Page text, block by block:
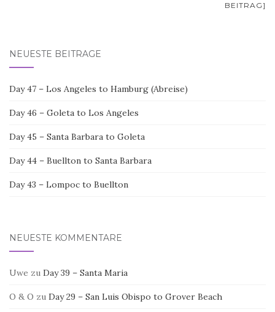
BEITRAG]
NEUESTE BEITRÄGE
Day 47 – Los Angeles to Hamburg (Abreise)
Day 46 – Goleta to Los Angeles
Day 45 – Santa Barbara to Goleta
Day 44 – Buellton to Santa Barbara
Day 43 – Lompoc to Buellton
NEUESTE KOMMENTARE
Uwe zu Day 39 – Santa Maria
O & O zu Day 29 – San Luis Obispo to Grover Beach